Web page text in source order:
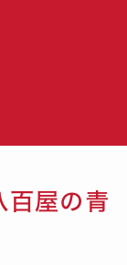
百屋の青